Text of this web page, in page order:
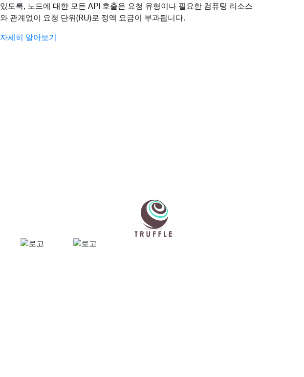
있도록, 노드에 대한 모든 API 호출은 요청 유형이나 필요한 컴퓨팅 리소스
와 관계없이 요청 단위(RU)로 정액 요금이 부과됩니다.
자세히 알아보기